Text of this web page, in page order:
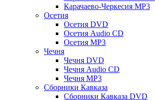
Карачаево-Черкесия MP3
Осетия
Осетия DVD
Осетия Audio CD
Осетия MP3
Чечня
Чечня DVD
Чечня Audio CD
Чечня MP3
Сборники Кавказа
Сборники Кавказа DVD